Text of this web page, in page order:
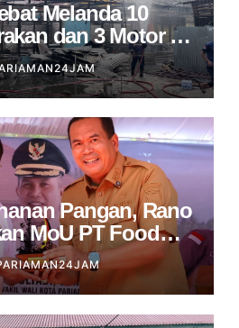
Melanda 10
dan 3 Motor di
Pangan, Rano
MoU PT Food
Pariaman